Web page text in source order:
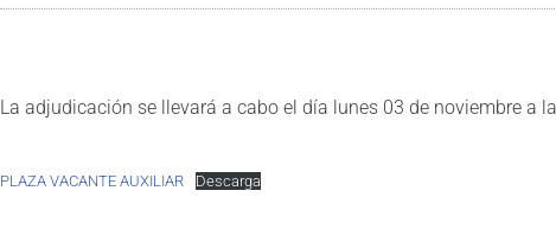
La adjudicación se llevará a cabo el día lunes 03 de noviembre a
PLAZA VACANTE AUXILIAR Descarga